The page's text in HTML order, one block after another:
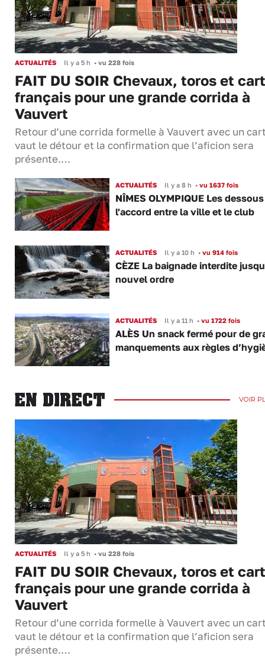
ACTUALITÉS Il y a 5 h • vu 228 fois
FAIT DU SOIR Chevaux, toros et
français pour une grande corrida à
Vauvert
Retour d’une corrida formelle à Vauvert avec un
vaut le détour et la confirmation que l’aficion sera
présente.…
ACTUALITÉS Il y a 8 h •vu 1637 fois
NÎMES OLYMPIQUE Les
l'accord entre la ville et le club
ACTUALITÉS Il y a 10 h •vu 914 fois
CÈZE La baignade interdite
nouvel ordre
ACTUALITÉS Il y a 11 h •vu 1722 fois
ALÈS Un snack fermé pour de
manquements aux règles
EN DIRECT VOIR
ACTUALITÉS Il y a 5 h • vu 228 fois
FAIT DU SOIR Chevaux, toros et
français pour une grande corrida à
Vauvert
Retour d’une corrida formelle à Vauvert avec un
vaut le détour et la confirmation que l’aficion sera
présente.…